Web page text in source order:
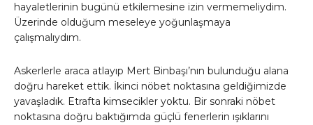
hayaletlerinin bugünü etkilemesine izin vermemeliydim.
Üzerinde olduğum meseleye yoğunlaşmaya
çalışmalıydım.
Askerlerle araca atlayıp Mert Binbaşı’nın bulunduğu alana
doğru hareket ettik. İkinci nöbet noktasına geldiğimizde
yavaşladık. Etrafta kimsecikler yoktu. Bir sonraki nöbet
noktasına doğru baktığımda güçlü fenerlerin ışıklarını